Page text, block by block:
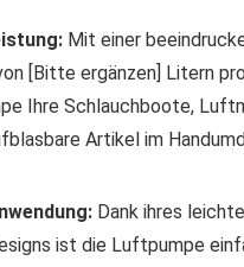
Mit einer
[Bitte ergänzen] Litern
Ihre Schlauchboote,
Artikel im
Dank ihres
ist die Luftpumpe